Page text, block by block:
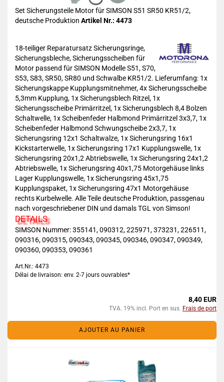
Set Sicherungsteile Motor für SIMSON S51 SR50 KR51/2,
deutsche Produktion Artikel Nr.: 4473
18-teiliger Reparatursatz Sicherungsringe,
Sicherungsbleche, Sicherungsscheiben für
Motor passend für SIMSON Modelle S51, S70,
S53, S83, SR50, SR80 und Schwalbe KR51/2. Lieferumfang: 1x
Sicherungskappe Kupplungsmitnehmer, 4x Sicherungsscheibe
5,3mm Kupplung, 1x Sicherungsblech Ritzel, 1x
Sicherungsscheibe Primärritzel, 1x Sicherungsblech 8,4 Bolzen
Schaltwelle, 1x Scheibenfeder Halbmond Primärritzel 3x3,7, 1x
Scheibenfeder Halbmond Schwungscheibe 2x3,7, 1x
Sicherungsring 12x1 Schaltwalze, 1x Sicherungsring 16x1
Kickstarterwelle, 1x Sicherungsring 17x1 Kupplungswelle, 1x
Sicherungsring 20x1,2 Abtriebswelle, 1x Sicherungsring 24x1,2
Abtriebswelle, 1x Sicherungsring 40x1,75 Motorgehäuse links
Lager Kupplungswelle, 1x Sicherungsring 45x1,75
Kupplungspaket, 1x Sicherungsring 47x1 Motorgehäuse
rechts Kurbelwelle. Alle Teile deutsche Produktion, passgenau
nach vorgeschriebener DIN und damals TGL von Simson!
DETAILS
SIMSON Nummer: 355141, 090312, 225971, 373231, 226511,
090316, 090315, 090343, 090345, 090346, 090347, 090349,
090360, 090353, 090361
Art.Nr.: 4473
Délai de livraison: env. 2-7 jours ouvrables*
8,40 EUR
TVA. 19% incl. Port en sus. Frais de port
AJOUTER AU PANIER